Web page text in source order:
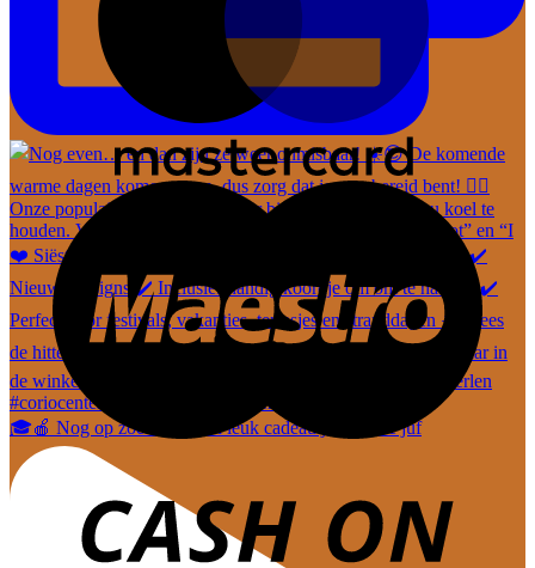
🎓🍎 Nog op zoek naar een leuk cadeautje voor de juf